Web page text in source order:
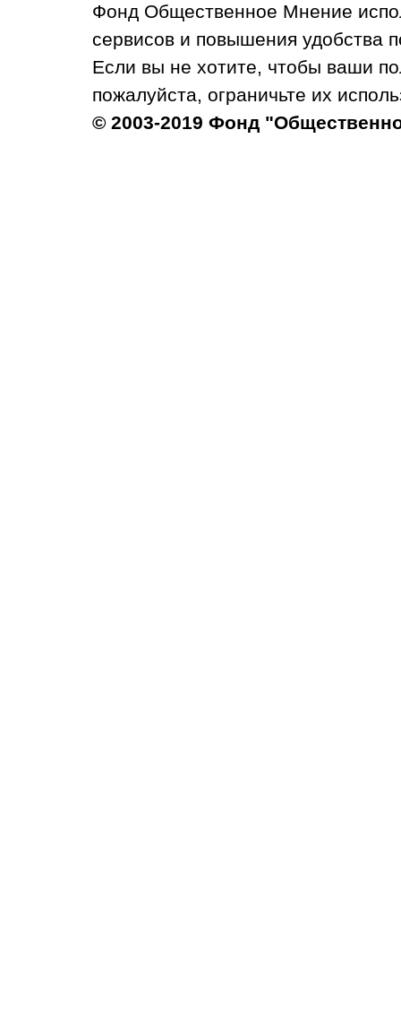
Фонд Общественное Мнение
сервисов и повышения удобства
Если вы не хотите, чтобы ваши
пожалуйста, ограничьте их
© 2003-2019 Фонд